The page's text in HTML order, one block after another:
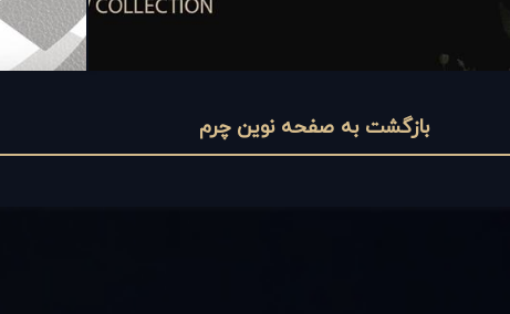
بازگشت به صفحه نوین چرم